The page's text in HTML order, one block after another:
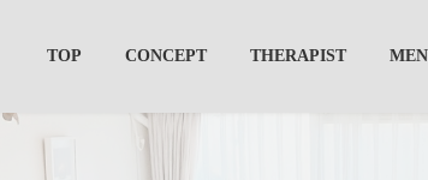
TOP CONCEPT THERAPIST